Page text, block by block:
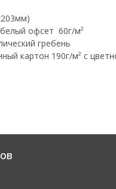
офсет 60г/м²
гребень
картон 190г/м² с